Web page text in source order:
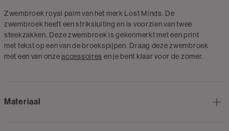
Zwembroek royal palm van het merk Lost Minds. De
zwembroek heeft een striksluiting en is voorzien van twee
steekzakken. Deze zwembroek is gekenmerkt met een print
met tekst op een van de broekspijpen. Draag deze zwembroek
met een van onzeaccessoires en je bent klaar voor de zomer.
Materiaal